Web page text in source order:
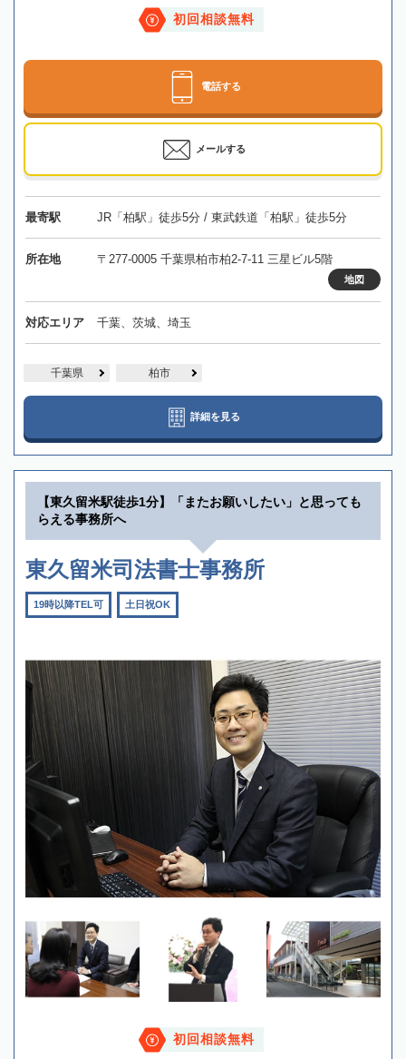
初回相談無料
電話する
メールする
最寄駅 JR「柏駅」徒歩5分 / 東武鉄道「柏駅」徒歩5分
所在地 〒277-0005 千葉県柏市柏2-7-11 三星ビル5階
地図
対応エリア 千葉、茨城、埼玉
千葉県 柏市
詳細を見る
【東久留米駅徒歩1分】「またお願いしたい」と思っても
らえる事務所へ
東久留米司法書士事務所
19時以降TEL可 土日祝OK
初回相談無料